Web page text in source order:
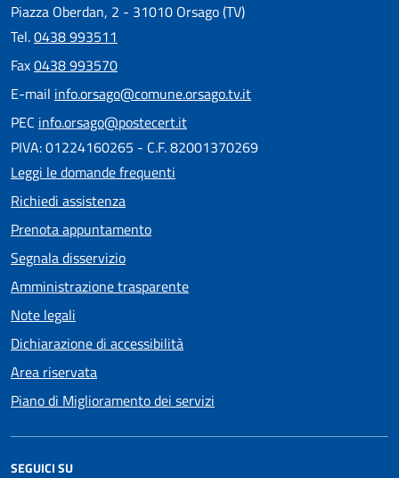
Piazza Oberdan, 2 - 31010 Orsago (TV)
Tel.0438 993511
Fax0438 993570
E-mail info.orsago@comune.orsago.tv.it
PEC info.orsago@postecert.it
PIVA: 01224160265 - C.F. 82001370269
Leggi le domande frequenti
Richiedi assistenza
Prenota appuntamento
Segnala disservizio
Amministrazione trasparente
Note legali
Dichiarazione di accessibilità
Area riservata
Piano di Miglioramento dei servizi
SEGUICI SU